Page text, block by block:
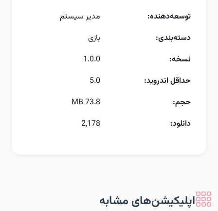
توسعه‌دهنده:
مدیر سیستم
دسته‌بندی:
بازی
نسخه:
1.0.0
حداقل اندروید:
5.0
حجم:
73.8 MB
دانلود:
2,178
اپلیکیشن‌های مشابه